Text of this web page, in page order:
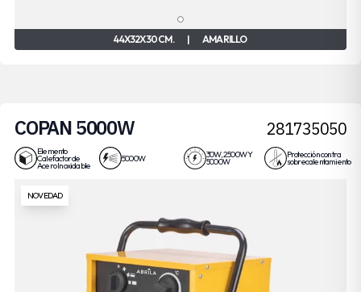
44X32X30 CM. | AMARILLO
COPAN 5000W 281735050
Elemento
Calefactor de
Acero Inoxidable
5000W 30W, 2500W Y
5000W
Protección contra
sobrecalentamiento
NOVEDAD